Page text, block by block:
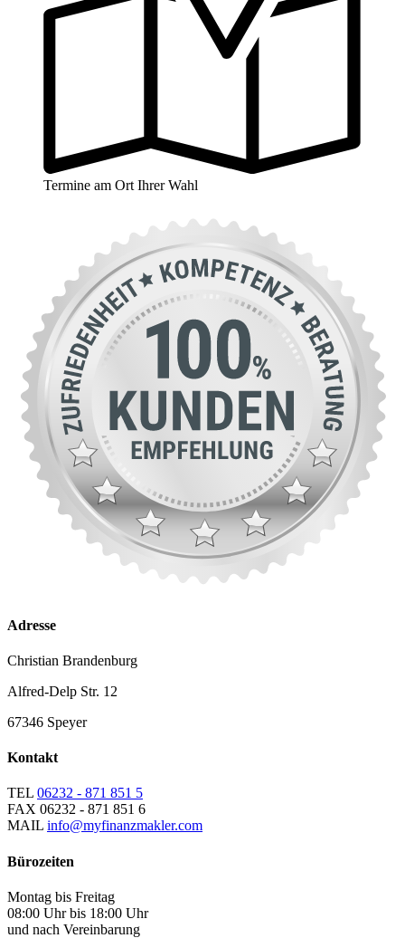
Termine am Ort Ihrer Wahl
Adresse
Christian Brandenburg
Alfred-Delp Str. 12
67346 Speyer
Kontakt
TEL 06232 - 871 851 5
FAX 06232 - 871 851 6
MAIL info@myfinanzmakler.com
Bürozeiten
Montag bis Freitag
08:00 Uhr bis 18:00 Uhr
und nach Vereinbarung